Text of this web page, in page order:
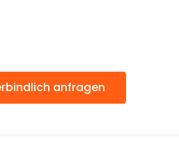
anfragen